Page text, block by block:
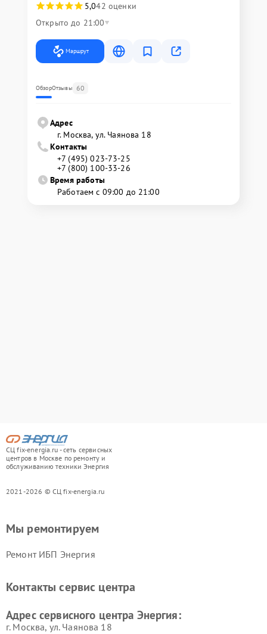
5,042 оценки
Открыто до 21:00
Маршрут
ОбзорОтзывы 60
Адрес
г. Москва, ул. Чаянова 18
Контакты
+7 (495) 023-73-25
+7 (800) 100-33-26
Время работы
Работаем с 09:00 до 21:00
СЦ fix-energia.ru - сеть сервисных
центров в Москве по ремонту и
обслуживанию техники Энергия
2021-2026 © СЦ fix-energia.ru
Мы ремонтируем
Ремонт ИБП Энергия
Контакты сервис центра
Адрес сервисного центра Энергия:
г. Москва, ул. Чаянова 18